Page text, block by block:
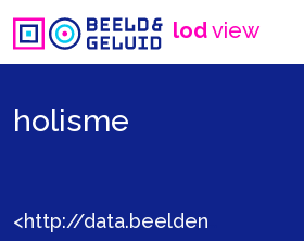
lodview
holisme